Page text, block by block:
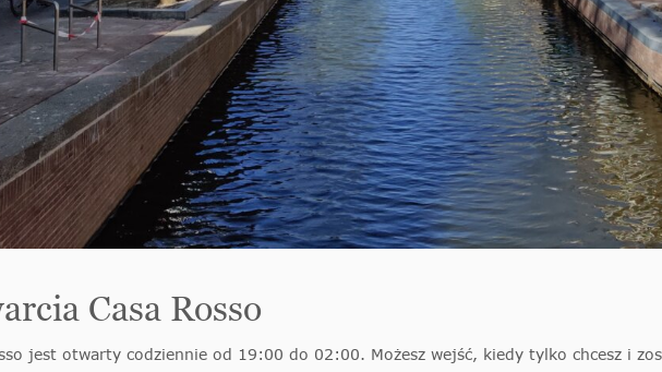
Casa Rosso
jest otwarty codziennie od 19:00 do 02:00. Możesz wejść, kiedy tylko chcesz i